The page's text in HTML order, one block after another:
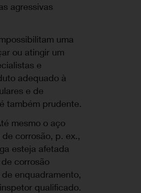
agressivas
uma
ou atingir um
e
adequado à
e de
também prudente.
mesmo o aço
corrosão, p. ex.,
esteja afetada
corrosão
enquadramento,
qualificado.